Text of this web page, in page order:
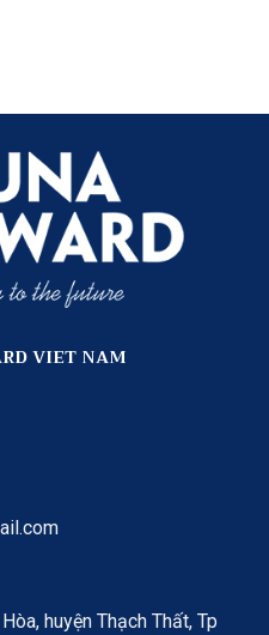
VIET NAM
huyện Thạch Thất, Tp